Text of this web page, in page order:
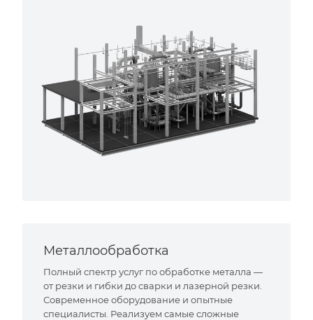
Металлообработка
Полный спектр услуг по обработке металла —
от резки и гибки до сварки и лазерной резки.
Современное оборудование и опытные
специалисты. Реализуем самые сложные